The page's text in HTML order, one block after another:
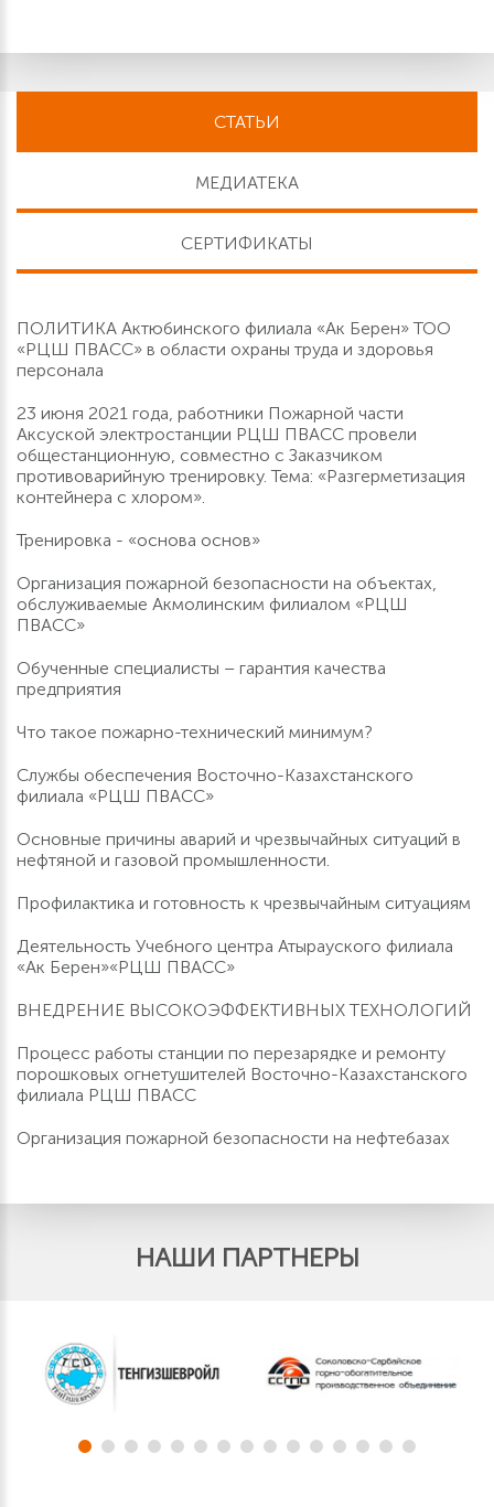
СТАТЬИ
МЕДИАТЕКА
СЕРТИФИКАТЫ
ПОЛИТИКА Актюбинского филиала «Ак Берен» ТОО
«РЦШ ПВАСС» в области охраны труда и здоровья
персонала
23 июня 2021 года, работники Пожарной части
Аксуской электростанции РЦШ ПВАСС провели
общестанционную, совместно с Заказчиком
противоварийную тренировку. Тема: «Разгерметизация
контейнера с хлором».
Тренировка - «основа основ»
Организация пожарной безопасности на объектах,
обслуживаемые Акмолинским филиалом «РЦШ
ПВАСС»
Обученные специалисты – гарантия качества
предприятия
Что такое пожарно-технический минимум?
Службы обеспечения Восточно-Казахстанского
филиала «РЦШ ПВАСС»
Основные причины аварий и чрезвычайных ситуаций в
нефтяной и газовой промышленности.
Профилактика и готовность к чрезвычайным ситуациям
Деятельность Учебного центра Атырауского филиала
«Ак Берен»«РЦШ ПВАСС»
ВНЕДРЕНИЕ ВЫСОКОЭФФЕКТИВНЫХ ТЕХНОЛОГИЙ
Процесс работы станции по перезарядке и ремонту
порошковых огнетушителей Восточно-Казахстанского
филиала РЦШ ПВАСС
Организация пожарной безопасности на нефтебазах
НАШИ ПАРТНЕРЫ